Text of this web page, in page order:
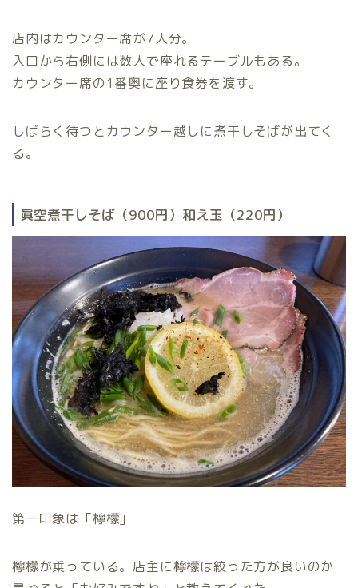
店内はカウンター席が7人分。
入口から右側には数人で座れるテーブルもある。
カウンター席の1番奥に座り食券を渡す。
しばらく待つとカウンター越しに煮干しそばが出てく
る。
眞空煮干しそば（900円）和え玉（220円）
第一印象は「檸檬」
檸檬が乗っている。店主に檸檬は絞った方が良いのか